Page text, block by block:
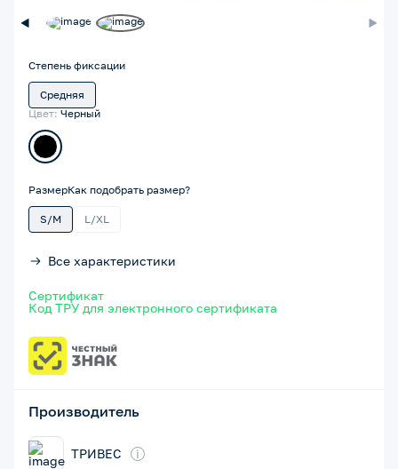
Степень фиксации
Средняя
Цвет: Черный
РазмерКак подобрать размер?
S/M L/XL
Все характеристики
Сертификат
Код ТРУ для электронного сертификата
Производитель
ТРИВЕС i